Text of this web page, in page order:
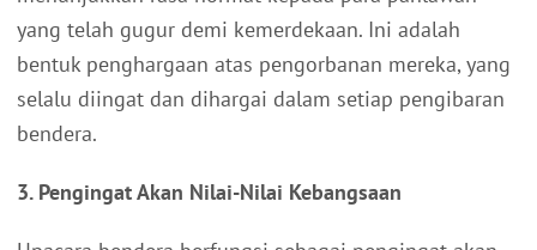
yang telah gugur demi kemerdekaan. Ini adalah
bentuk penghargaan atas pengorbanan mereka, yang
selalu diingat dan dihargai dalam setiap pengibaran
bendera.
3. Pengingat Akan Nilai-Nilai Kebangsaan